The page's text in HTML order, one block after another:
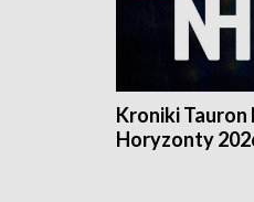
Kroniki Tauron
Horyzonty